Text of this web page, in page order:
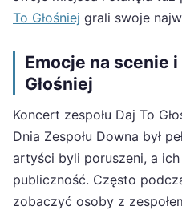
To Głośniej grali swoje
Emocje na scenie
Głośniej
Koncert zespołu Daj To
Dnia Zespołu Downa był
artyści byli poruszeni, a ich
publiczność. Często
zobaczyć osoby z